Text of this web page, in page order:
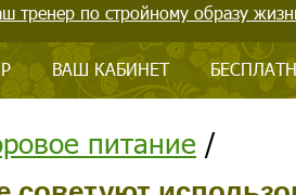
тренер по стройному образу
ВАШ КАБИНЕТ
питание /